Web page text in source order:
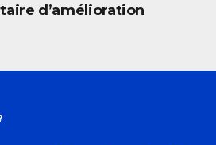
d’amélioration